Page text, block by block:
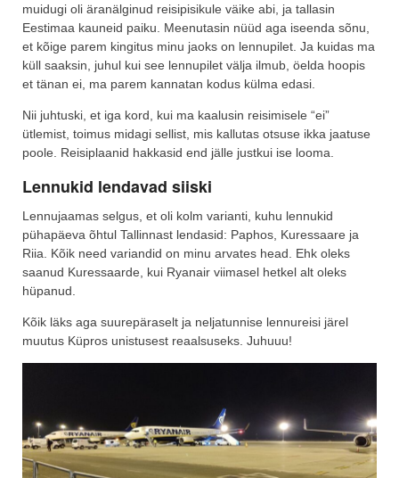
muidugi oli äranälginud reisipisikule väike abi, ja tallasin
Eestimaa kauneid paiku. Meenutasin nüüd aga iseenda sõnu,
et kõige parem kingitus minu jaoks on lennupilet. Ja kuidas ma
küll saaksin, juhul kui see lennupilet välja ilmub, öelda hoopis
et tänan ei, ma parem kannatan kodus külma edasi.
Nii juhtuski, et iga kord, kui ma kaalusin reisimisele “ei”
ütlemist, toimus midagi sellist, mis kallutas otsuse ikka jaatuse
poole. Reisiplaanid hakkasid end jälle justkui ise looma.
Lennukid lendavad siiski
Lennujaamas selgus, et oli kolm varianti, kuhu lennukid
pühapäeva õhtul Tallinnast lendasid: Paphos, Kuressaare ja
Riia. Kõik need variandid on minu arvates head. Ehk oleks
saanud Kuressaarde, kui Ryanair viimasel hetkel alt oleks
hüpanud.
Kõik läks aga suurepäraselt ja neljatunnise lennureisi järel
muutus Küpros unistusest reaalsuseks. Juhuuu!